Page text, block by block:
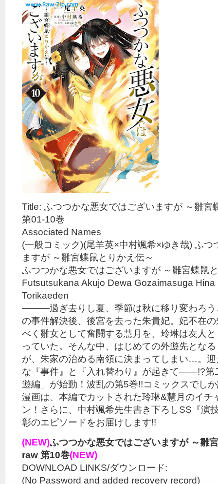
Title: ふつつかな悪女ではございますが ～雛宮
第01-10巻
Associated Names
(一般コミック)(尾羊英×中村颯希×ゆき哉) ふつ
ますが ～雛宮蝶鼠とりかえ伝～
ふつつかな悪女ではございますが ～雛宮蝶鼠
Futsutsukana Akujo Dewa Gozaimasuga
Torikaeden
―――過ぎ去りし夏、季節は秋に移り変わろう
の事件解決後、後宮を去った朱貴妃。妃不在
べく雛女として奮闘する慧月を、玲琳は友人
っていた。そんな中、はじめての外遊先とな
が、朱家の治める南領に決まってしまい…。
な『事件』と『入れ替わり』が起きて――!?第
遊編」が始動！波乱の第5巻!!コミックスでし
漫画は、本編でカットされた玲琳&慧月のイチ
ン！さらに、中村颯希先生書き下ろしSS『演
彰のエピソードをお届けします!!
(NEW)ふつつかな悪女ではございますが ～雛
raw 第10巻(NEW)
DOWNLOAD LINKS/ダウンロード:
(No Password and added recovery record)